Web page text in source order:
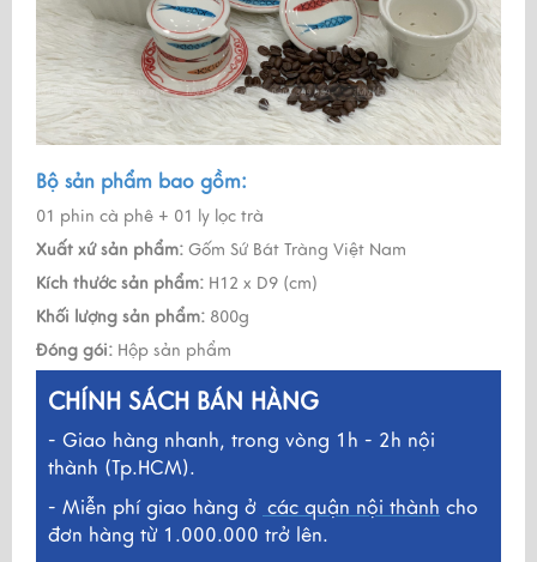
Bộ sản phẩm bao gồm:
01 phin cà phê + 01 ly lọc trà
Xuất xứ sản phẩm: Gốm Sứ Bát Tràng Việt Nam
Kích thước sản phẩm: H12 x D9 (cm)
Khối lượng sản phẩm: 800g
Đóng gói: Hộp sản phẩm
CHÍNH SÁCH BÁN HÀNG
- Giao hàng nhanh, trong vòng 1h - 2h nội
thành (Tp.HCM).
- Miễn phí giao hàng ở các quận nội thành cho
đơn hàng từ 1.000.000 trở lên.